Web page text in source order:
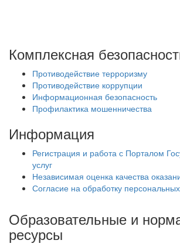
Комплексная
Противодействие терроризму
Противодействие коррупции
Информационная безопасность
Профилактика мошенничества
Информация
Регистрация и работа с Порталом
услуг
Независимая оценка качества
Согласие на обработку
Образовательные и
ресурсы